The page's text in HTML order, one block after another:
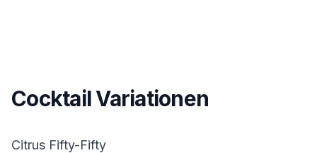
Cocktail Variationen
Citrus Fifty-Fifty